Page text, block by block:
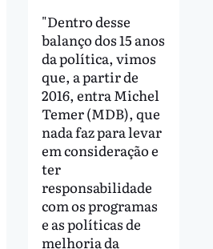
"Dentro desse
balanço dos 15 anos
da política, vimos
que, a partir de
2016, entra Michel
Temer (MDB), que
nada faz para levar
em consideração e
ter
responsabilidade
com os programas
e as políticas de
melhoria da